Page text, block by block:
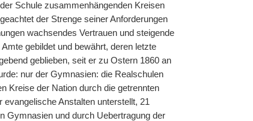
Schule zusammenhängenden Kreisen
der Strenge seiner Anforderungen
wachsendes Vertrauen und steigende
gebildet und bewährt, deren letzte
geblieben, seit er zu Ostern 1860 an
nur der Gymnasien: die Realschulen
Kreise der Nation durch die getrennten
Anstalten unterstellt, 21
Gymnasien und durch Uebertragung der